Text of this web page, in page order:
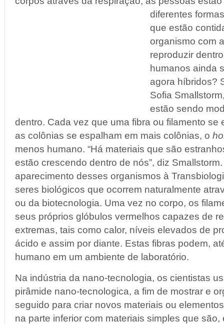
diferentes
que estão
organismo com
reproduzir
humanos ainda
agora híbridos?
Sofia
estão sendo
dentro. Cada vez que uma fibra ou filamento se
as colônias se espalham em mais colônias, o
menos humano. “Há materiais que são
estão crescendo dentro de nós”, diz
aparecimento desses organismos à
seres biológicos que ocorrem naturalmente
ou da biotecnologia. Uma vez no corpo, os
seus próprios glóbulos vermelhos capazes de
extremas, tais como calor, níveis elevados de
ácido e assim por diante. Estas fibras podem,
humano em um ambiente de laboratório.
Na indústria da nano-tecnologia, os cientistas
pirâmide nano-tecnologica, a fim de mostrar e
seguido para criar novos materiais ou
na parte inferior com materiais simples que